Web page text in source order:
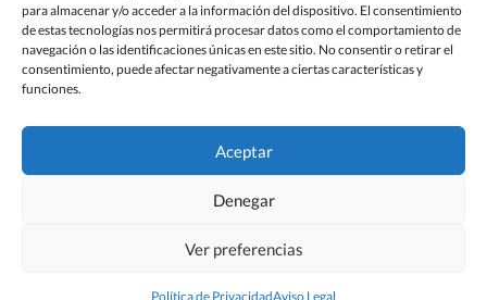
para almacenar y/o acceder a la información del dispositivo. El consentimiento
de estas tecnologías nos permitirá procesar datos como el comportamiento de
navegación o las identificaciones únicas en este sitio. No consentir o retirar el
consentimiento, puede afectar negativamente a ciertas características y
funciones.
Aceptar
Denegar
Ver preferencias
Política de PrivacidadAviso Legal
Aviso Legal
Política de Privacidad
Términos y Condiciones
Vivencanarias